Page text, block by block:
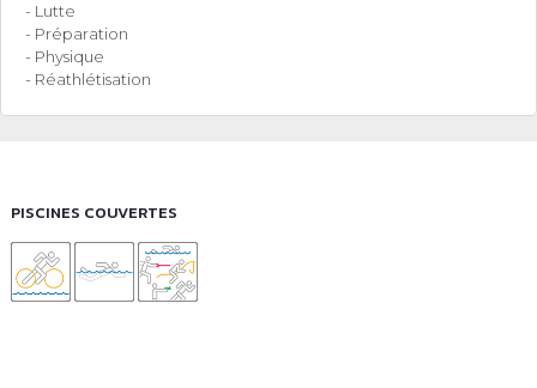
- Lutte
- Préparation
- Physique
- Réathlétisation
PISCINES COUVERTES